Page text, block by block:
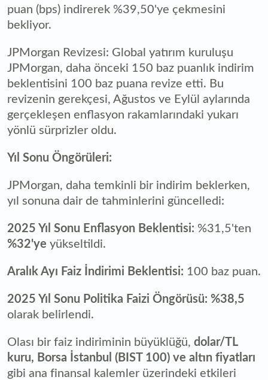
puan (bps) indirerek %39,50'ye çekmesini
bekliyor.
JPMorgan Revizesi: Global yatırım kuruluşu
JPMorgan, daha önceki 150 baz puanlık indirim
beklentisini 100 baz puana revize etti. Bu
revizenin gerekçesi, Ağustos ve Eylül aylarında
gerçekleşen enflasyon rakamlarındaki yukarı
yönlü sürprizler oldu.
Yıl Sonu Öngörüleri:
JPMorgan, daha temkinli bir indirim beklerken,
yıl sonuna dair de tahminlerini güncelledi:
2025 Yıl Sonu Enflasyon Beklentisi: %31,5'ten
%32'ye yükseltildi.
Aralık Ayı Faiz İndirimi Beklentisi: 100 baz puan.
2025 Yıl Sonu Politika Faizi Öngörüsü: %38,5
olarak belirlendi.
Olası bir faiz indiriminin büyüklüğü, dolar/TL
kuru, Borsa İstanbul (BIST 100) ve altın fiyatları
gibi ana finansal kalemler üzerindeki etkileri